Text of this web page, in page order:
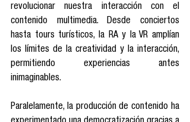
revolucionar nuestra interacción con el
contenido multimedia. Desde conciertos
hasta tours turísticos, la RA y la VR amplían
los límites de la creatividad y la interacción,
permitiendo experiencias antes
inimaginables.
Paralelamente, la producción de contenido ha